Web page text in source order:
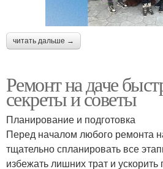
читать дальше →
Ремонт на даче
секреты и советы
Планирование и подготовка
Перед началом любого ремонта
тщательно спланировать все
избежать лишних трат и